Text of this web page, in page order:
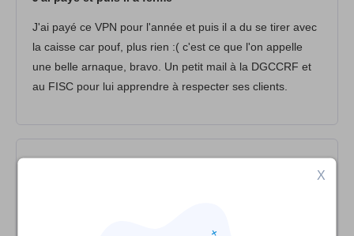
J'ai payé ce VPN pour l'année et puis il a du se tirer avec
la caisse car pouf, plus rien :( c'est ce que l'on appelle
une belle arnaque, bravo. Un petit mail à la DGCCRF et
au FISC pour lui apprendre à respecter ses clients.
/10X